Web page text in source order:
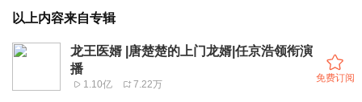
以上内容来自专辑
龙王医婿 |唐楚楚的上门龙婿|任京浩领衔演
播
1.10亿 7.22万
免费订阅